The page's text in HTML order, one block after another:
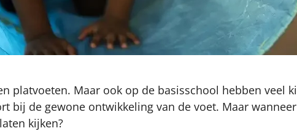
platvoeten. Maar ook op de basisschool hebben veel
bij de gewone ontwikkeling van de voet. Maar
kijken?